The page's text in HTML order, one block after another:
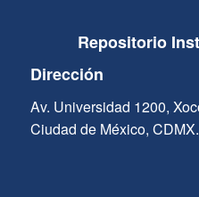
Repositorio
Dirección
Av. Universidad 1200,
Ciudad de México, CDMX.